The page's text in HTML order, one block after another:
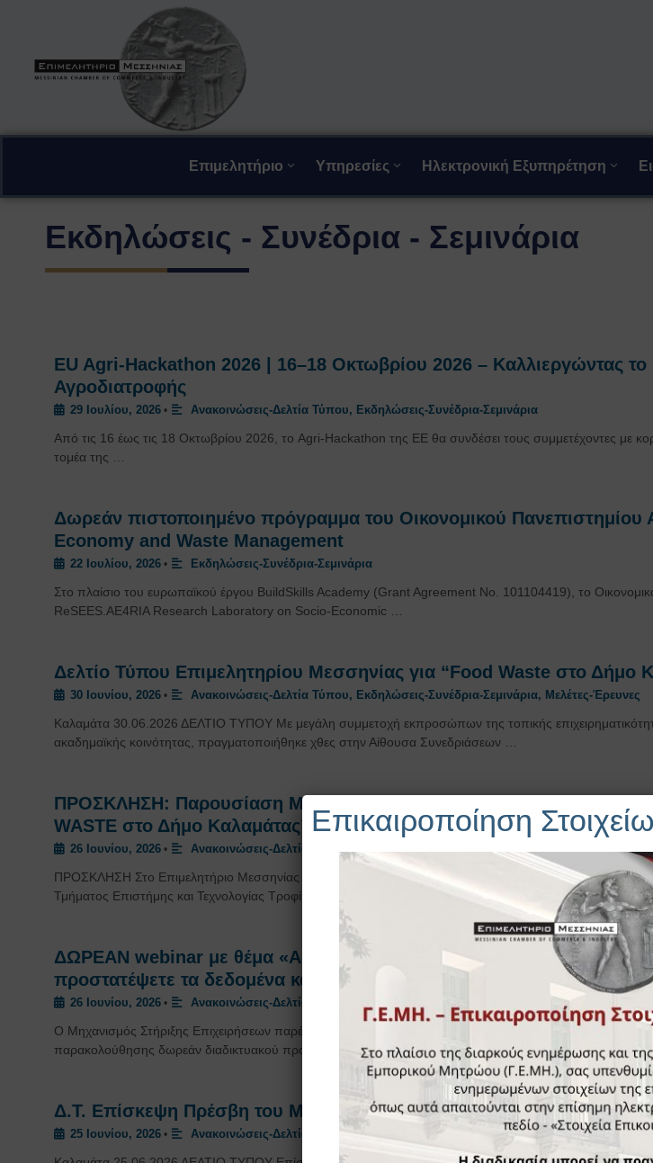
Επιμελητήριο Υπηρεσίες Ηλεκτρονική Εξυπηρέτηση
Εκδηλώσεις - Συνέδρια - Σεμινάρια
EU Agri-Hackathon 2026 | 16–18 Οκτωβρίου 2026 – Καλλιεργώντας
Αγροδιατροφής
29 Ιουλίου, 2026 • Ανακοινώσεις-Δελτία Τύπου, Εκδηλώσεις-Συνέδρια-Σεμινάρια
Από τις 16 έως τις 18 Οκτωβρίου 2026, το Agri-Hackathon της ΕΕ θα συνδέσει τους συμμετέχοντες με
τομέα της …
Δωρεάν πιστοποιημένο πρόγραμμα του Οικονομικού
Economy and Waste Management
22 Ιουλίου, 2026 • Εκδηλώσεις-Συνέδρια-Σεμινάρια
Στο πλαίσιο του ευρωπαϊκού έργου BuildSkills Academy (Grant Agreement No. 101104419), το
ReSEES.AE4RIA Research Laboratory on Socio-Economic …
Δελτίο Τύπου Επιμελητηρίου Μεσσηνίας για “Food Waste στο Δήμο
30 Ιουνίου, 2026 • Ανακοινώσεις-Δελτία Τύπου, Εκδηλώσεις-Συνέδρια-Σεμινάρια, Μελέτες-Έρευνες
Καλαμάτα 30.06.2026 ΔΕΛΤΙΟ ΤΥΠΟΥ Με μεγάλη συμμετοχή εκπροσώπων της τοπικής
ακαδημαϊκής κοινότητας, πραγματοποιήθηκε χθες στην Αίθουσα Συνεδριάσεων …
ΠΡΟΣΚΛΗΣΗ: Παρουσίαση Μελέτης από το Πανεπιστήμιο
WASTE στο Δήμο Καλαμάτας”
26 Ιουνίου, 2026 • Ανακοινώσεις-Δελτία Τύπου,Εκδηλώσεις-Συνέδρια-Σεμινάρια,Μελέτες-Έρευνες
ΠΡΟΣΚΛΗΣΗ Στο Επιμελητήριο Μεσσηνίας τη Δευτέρα 29.06.2026 και ώρα 19:30, η παρουσίαση των
Τμήματος Επιστήμης και Τεχνολογίας Τροφίμων …
ΔΩΡΕΑΝ webinar με θέμα «Ασφαλής Επιχείρηση στην ψηφιακή
προστατέψετε τα δεδομένα και τους πελάτες σας»
26 Ιουνίου, 2026 • Ανακοινώσεις-Δελτία Τύπου
Ο Μηχανισμός Στήριξης Επιχειρήσεων παρέχει σε όλους τους εγγεγραμμένους χρήστες της ιστοσελίδας:
παρακολούθησης δωρεάν διαδικτυακού προγράμματος ασύγχρονης εκπαίδευσης με θέμα: «Ασφαλής …
Δ.Τ. Επίσκεψη Πρέσβη του Μεξικό στο Επιμελητήριο Μεσσηνίας
25 Ιουνίου, 2026 • Ανακοινώσεις-Δελτία Τύπου,Εκδηλώσεις-Συνέδρια-Σεμινάρια, Οικονομία
Επικαιροποίηση